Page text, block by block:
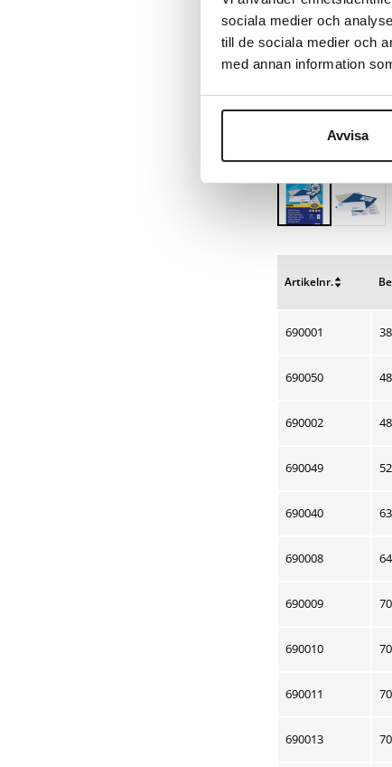
sociala medier och
till de sociala medier och
med annan information
Avvisa
Artikelnr.
sortering
690001
690050
690002
690049
690040
690008
690009
690010
690011
690013